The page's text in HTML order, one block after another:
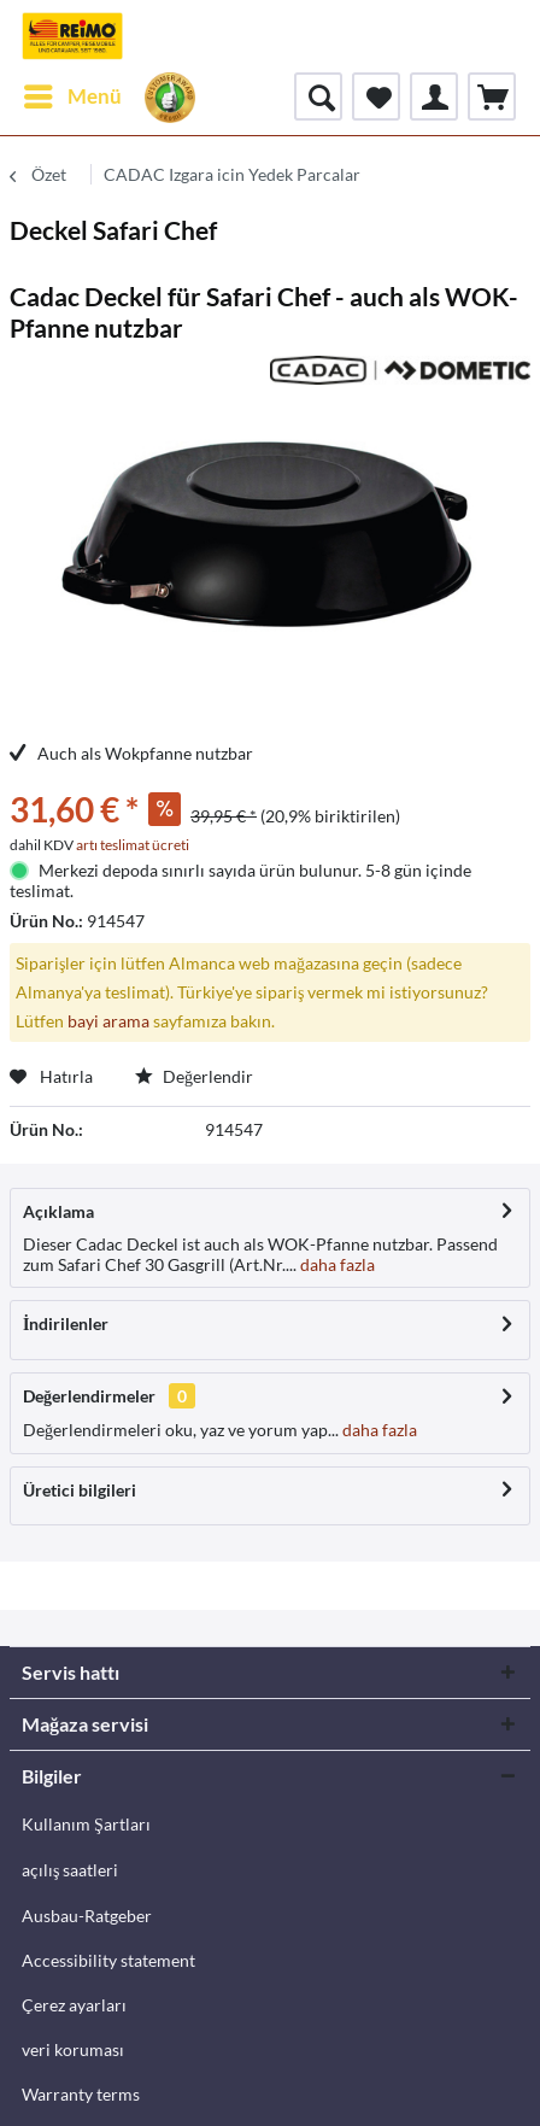
Menü
Özet CADAC Izgara icin Yedek Parcalar
Deckel Safari Chef
Cadac Deckel für Safari Chef - auch als WOK-
Pfanne nutzbar
Auch als Wokpfanne nutzbar
31,60 € * 39,95 € * (20,9% biriktirilen)
dahil KDVartı teslimat ücreti
Merkezi depoda sınırlı sayıda ürün bulunur. 5-8 gün içinde
teslimat.
Ürün No.: 914547
Siparişler için lütfen Almanca web mağazasına geçin (sadece
Almanya'ya teslimat). Türkiye'ye sipariş vermek mi istiyorsunuz?
Lütfen bayi aramasayfamıza bakın.
Hatırla Değerlendir
Ürün No.: 914547
Açıklama
Dieser Cadac Deckel ist auch als WOK-Pfanne nutzbar. Passend
zum Safari Chef 30 Gasgrill (Art.Nr....daha fazla
İndirilenler
Değerlendirmeler
0
Değerlendirmeleri oku, yaz ve yorum yap...daha fazla
Üretici bilgileri
Servis hattı
Mağaza servisi
Bilgiler
Kullanım Şartları
açılış saatleri
Ausbau-Ratgeber
Accessibility statement
Çerez ayarları
veri koruması
Warranty terms